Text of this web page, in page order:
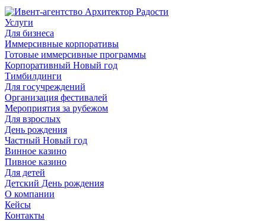
Услуги
Для бизнеса
Иммерсивные корпоративы
Готовые иммерсивные программы
Корпоративный Новый год
Тимбилдинги
Для госучреждений
Организация фестивалей
Мероприятия за рубежом
Для взрослых
День рождения
Частный Новый год
Винное казино
Пивное казино
Для детей
Детский День рождения
О компании
Кейсы
Контакты